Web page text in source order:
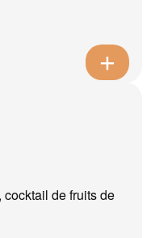
de fruits de